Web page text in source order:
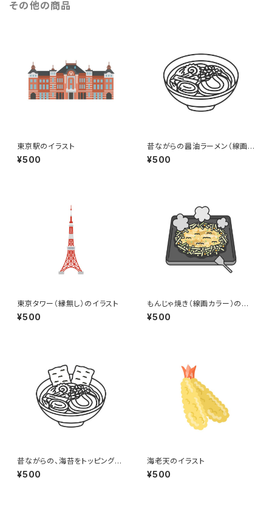
その他の商品
東京駅のイラスト
¥500
昔ながらの醤油ラーメン（線画）
のイラスト
¥500
東京タワー（縁無し）のイラスト
¥500
もんじゃ焼き（線画カラー）のイ
ラスト
¥500
昔ながらの、海苔をトッピングし
た醤油ラーメン（線画）のイラス
ト
¥500
海老天のイラスト
¥500